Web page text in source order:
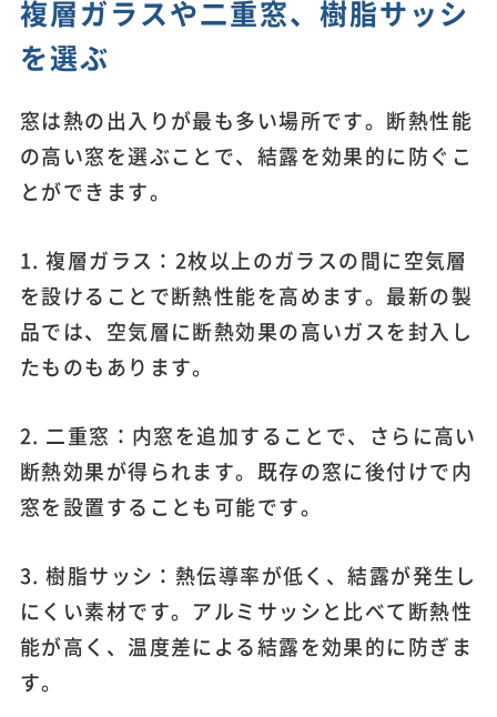
複層ガラスや二重窓、樹脂サッシ
を選ぶ
窓は熱の出入りが最も多い場所です。断熱性能
の高い窓を選ぶことで、結露を効果的に防ぐこ
とができます。
1. 複層ガラス：2枚以上のガラスの間に空気層
を設けることで断熱性能を高めます。最新の製
品では、空気層に断熱効果の高いガスを封入し
たものもあります。
2. 二重窓：内窓を追加することで、さらに高い
断熱効果が得られます。既存の窓に後付けで内
窓を設置することも可能です。
3. 樹脂サッシ：熱伝導率が低く、結露が発生し
にくい素材です。アルミサッシと比べて断熱性
能が高く、温度差による結露を効果的に防ぎま
す。